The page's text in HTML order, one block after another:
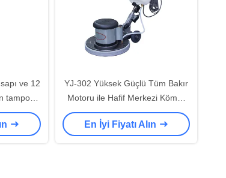
ve 12
tamponu
YJ-302 Yüksek Güçlü Tüm Bakır
Motoru ile Hafif Merkezi Kömür
Yer tamponu makineleri
En İyi Fiyatı Alın